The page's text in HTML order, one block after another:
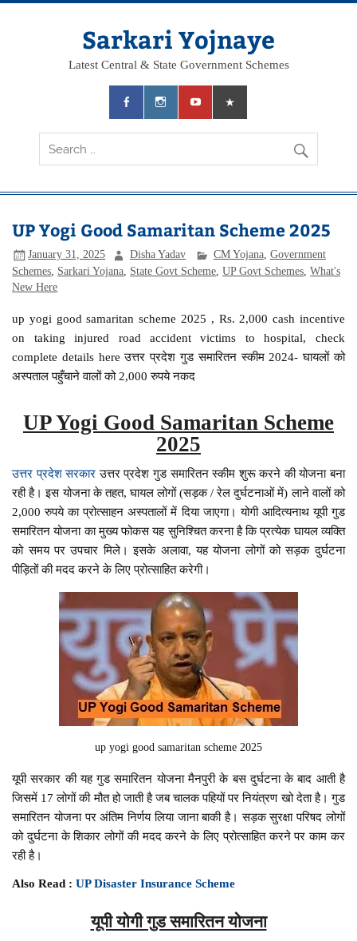
Skip
Sarkari Yojnaye
Latest Central & State Government Schemes
UP Yogi Good Samaritan Scheme 2025
January 31, 2025 Disha Yadav CM Yojana, Government
Schemes Sarkari Yojana State Govt Scheme ,UP Govt Schemes ,What's
New Here
up yogi good samaritan scheme 2025 , Rs. 2,000 cash incentive
on taking injured road accident victims to hospital, check
complete details here उत्तर प्रदेश गुड समारितन स्कीम 2024- घायलों को
अस्पताल पहुँचाने वालों को 2,000 रुपये नकद
UP Yogi Good Samaritan Scheme
2025
उत्तर प्रदेश सरकार उत्तर प्रदेश गुड समारितन स्कीम शुरू करने की योजना बना
रही है। इस योजना के तहत, घायल लोगों (सड़क / रेल दुर्घटनाओं में) लाने वालों को
2,000 रुपये का प्रोत्साहन अस्पतालों में दिया जाएगा। योगी आदित्यनाथ यूपी गुड
समारितन योजना का मुख्य फोकस यह सुनिश्चित करना है कि प्रत्येक घायल व्यक्ति
को समय पर उपचार मिले। इसके अलावा, यह योजना लोगों को सड़क दुर्घटना
पीड़ितों की मदद करने के लिए प्रोत्साहित करेगी।
up yogi good samaritan scheme 2025
यूपी सरकार की यह गुड समारितन योजना मैनपुरी के बस दुर्घटना के बाद आती है
जिसमें 17 लोगों की मौत हो जाती है जब चालक पहियों पर नियंत्रण खो देता है। गुड
समारितन योजना पर अंतिम निर्णय लिया जाना बाकी है। सड़क सुरक्षा परिषद लोगों
को दुर्घटना के शिकार लोगों की मदद करने के लिए प्रोत्साहित करने पर काम कर
रही है।
Also Read :UP Disaster Insurance Scheme
यूपी योगी गुड समारितन योजना